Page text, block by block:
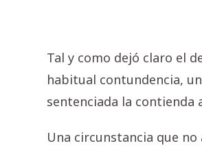
Tal y como dejó claro el
habitual contundencia,
sentenciada la contienda
Una circunstancia que